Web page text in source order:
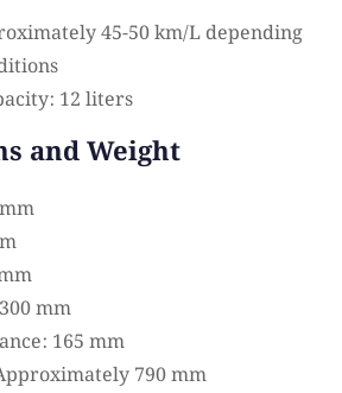
45-50 km/L depending
12 liters
and Weight
mm
165 mm
790 mm